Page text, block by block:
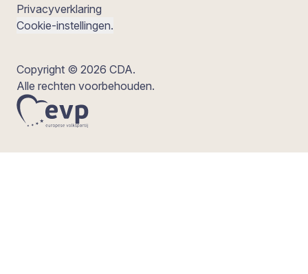
Privacyverklaring
Cookie-instellingen.
Copyright © 2026 CDA.
Alle rechten voorbehouden.